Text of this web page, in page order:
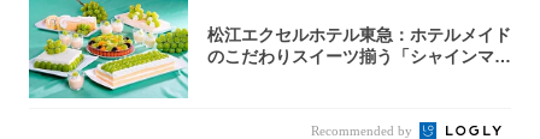
松江エクセルホテル東急：ホテルメイド
のこだわりスイーツ揃う「シャインマス
Recommended by